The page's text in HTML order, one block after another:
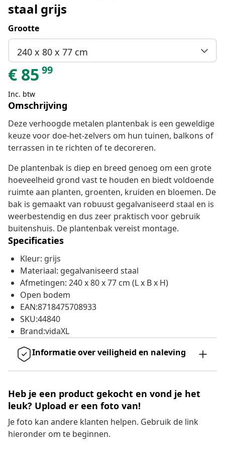
staal grijs
Grootte
240 x 80 x 77 cm
€ 85 99
Inc. btw
Omschrijving
Deze verhoogde metalen plantenbak is een geweldige
keuze voor doe-het-zelvers om hun tuinen, balkons of
terrassen in te richten of te decoreren.
De plantenbak is diep en breed genoeg om een grote
hoeveelheid grond vast te houden en biedt voldoende
ruimte aan planten, groenten, kruiden en bloemen. De
bak is gemaakt van robuust gegalvaniseerd staal en is
weerbestendig en dus zeer praktisch voor gebruik
buitenshuis. De plantenbak vereist montage.
Specificaties
Kleur: grijs
Materiaal: gegalvaniseerd staal
Afmetingen: 240 x 80 x 77 cm (L x B x H)
Open bodem
EAN:8718475708933
SKU:44840
Brand:vidaXL
Informatie over veiligheid en naleving
Heb je een product gekocht en vond je het
leuk? Upload er een foto van!
Je foto kan andere klanten helpen. Gebruik de link
hieronder om te beginnen.